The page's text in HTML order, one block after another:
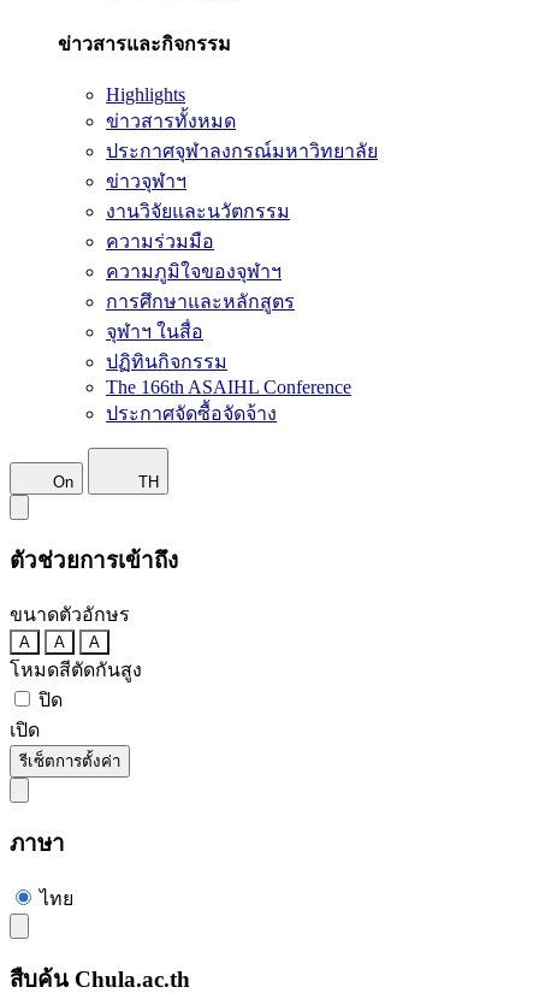
ข่าวสารและกิจกรรม
Highlights
ข่าวสารทั้งหมด
ประกาศจุฬาลงกรณ์มหาวิทยาลัย
ข่าวจุฬาฯ
งานวิจัยและนวัตกรรม
ความร่วมมือ
ความภูมิใจของจุฬาฯ
การศึกษาและหลักสูตร
จุฬาฯ ในสื่อ
ปฏิทินกิจกรรม
The 166th ASAIHL Conference
ประกาศจัดซื้อจัดจ้าง
On TH
ตัวช่วยการเข้าถึง
ขนาดตัวอักษร
A A A
โหมดสีตัดกันสูง
ปิด
เปิด
รีเซ็ตการตั้งค่า
ภาษา
ไทย
สืบค้น Chula.ac.th